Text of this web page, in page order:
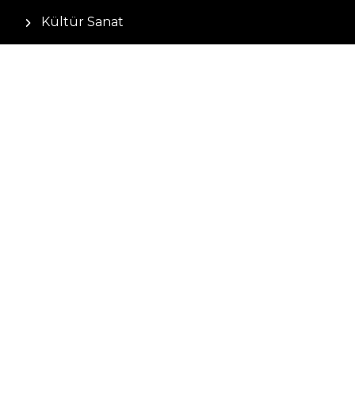
Kültür Sanat